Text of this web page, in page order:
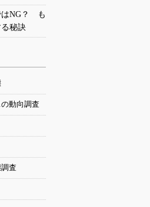
はNG？ も
秘訣
動向調査
査